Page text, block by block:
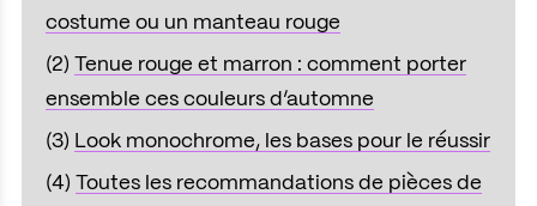
costume ou un manteau rouge
(2) Tenue rouge et marron : comment porter
ensemble ces couleurs d’automne
(3) Look monochrome, les bases pour le réussir
(4) Toutes les recommandations de pièces de